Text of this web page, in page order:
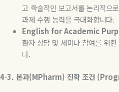
고 학술적인 보고서를 논리적으
과제 수행 능력을 극대화합니다.
English for Academic
환자 상담 및 세미나 참여를 위
다.
4-3. 본과(MPharm) 진학 조건